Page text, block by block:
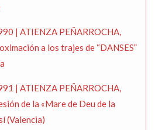
| ATIENZA PEÑARROCHA,
a los trajes de “DANSES”
| ATIENZA PEÑARROCHA,
de la «Mare de Deu de la
(Valencia)